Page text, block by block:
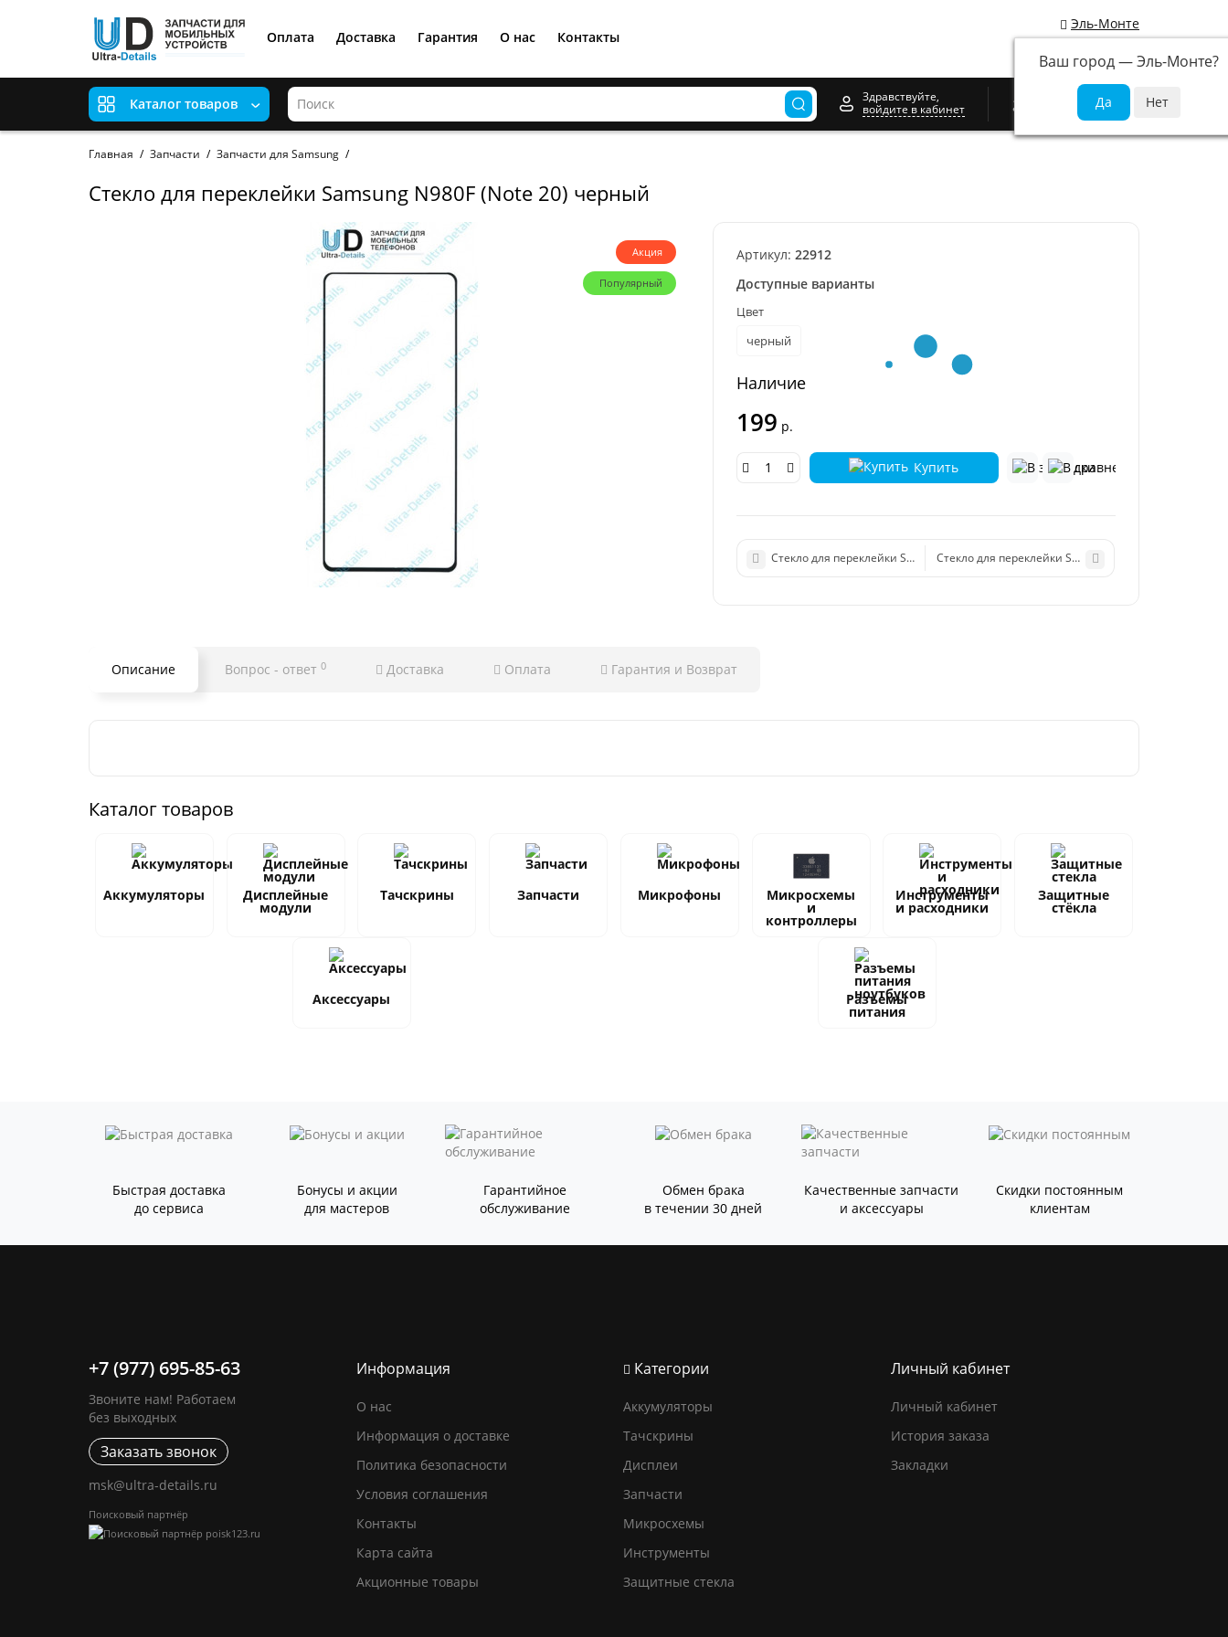
Эль-Монте
Ваш город —Эль-Монте?
Оплата Доставка Гарантия О нас Контакты
Каталог товаров
Здравствуйте,
войдите в кабинет
0
Главная Запчасти Запчасти для Samsung
Стекло для переклейки Samsung N980F (Note 20) черный
Акция
Популярный
Артикул: 22912
Доступные варианты
Цвет
черный
Наличие
199 р.
Купить
Стекло для переклейки Samsung N975F (Note 10+) черный
Стекло для переклейки Samsung N985F (Note 20
Описание Вопрос - ответ 0 Доставка Оплата Гарантия и Возврат
Каталог товаров
Аккумуляторы Дисплейные
модули
Тачскрины Запчасти Микрофоны Микросхемы
и
контроллеры
Инструменты
и расходники
Защитные
стёкла
Аксессуары Разъемы
питания
Быстрая доставка
до сервиса
Бонусы и акции
для мастеров
Гарантийное
обслуживание
Обмен брака
в течении 30 дней
Качественные запчасти
и аксессуары
Скидки постоянным
клиентам
+7 (977) 695-85-63
Звоните нам! Работаем
без выходных
Заказать звонок
msk@ultra-details.ru
Поисковый партнёр
Информация
О нас
Информация о доставке
Политика безопасности
Условия соглашения
Контакты
Карта сайта
Акционные товары
Категории
Аккумуляторы
Тачскрины
Дисплеи
Запчасти
Микросхемы
Инструменты
Защитные стекла
Личный кабинет
Личный кабинет
История заказа
Закладки